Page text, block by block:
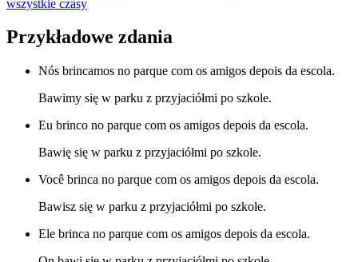
wszystkie czasy
Przykładowe zdania
Nós brincamos no parque com os amigos depois da escola.
Bawimy się w parku z przyjaciółmi po szkole.
Eu brinco no parque com os amigos depois da escola.
Bawię się w parku z przyjaciółmi po szkole.
Você brinca no parque com os amigos depois da escola.
Bawisz się w parku z przyjaciółmi po szkole.
Ele brinca no parque com os amigos depois da escola.